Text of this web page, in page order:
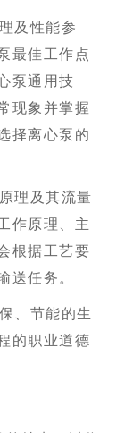
及性能参
最佳工作点
泵通用技
现象并掌握
择离心泵的
理及其流量
作原理、主
根据工艺要
送任务。
、节能的生
的职业道德